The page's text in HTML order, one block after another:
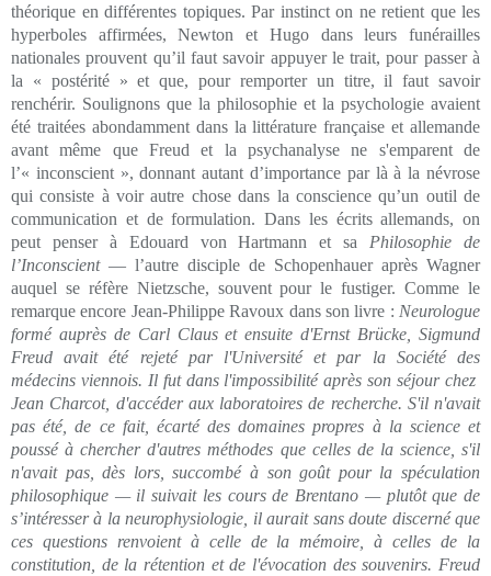
théorique en différentes topiques. Par instinct on ne retient que les
hyperboles affirmées, Newton et Hugo dans leurs funérailles
nationales prouvent qu’il faut savoir appuyer le trait, pour passer à
la « postérité » et que, pour remporter un titre, il faut savoir
renchérir. Soulignons que la philosophie et la psychologie avaient
été traitées abondamment dans la littérature française et allemande
avant même que Freud et la psychanalyse ne s'emparent de
l’« inconscient », donnant autant d’importance par là à la névrose
qui consiste à voir autre chose dans la conscience qu’un outil de
communication et de formulation. Dans les écrits allemands, on
peut penser à Edouard von Hartmann et sa Philosophie de
l’Inconscient— l’autre disciple de Schopenhauer après Wagner
auquel se réfère Nietzsche, souvent pour le fustiger. Comme le
remarque encore Jean-Philippe Ravoux dans son livre : Neurologue
formé auprès de Carl Claus et ensuite d'Ernst Brücke, Sigmund
Freud avait été rejeté par l'Université et par la Société des
médecins viennois. Il fut dans l'impossibilité après son séjour chez
Jean Charcot, d'accéder aux laboratoires de recherche. S'il n'avait
pas été, de ce fait, écarté des domaines propres à la science et
poussé à chercher d'autres méthodes que celles de la science, s'il
n'avait pas, dès lors, succombé à son goût pour la spéculation
philosophique — il suivait les cours de Brentano — plutôt que de
s’intéresser à la neurophysiologie, il aurait sans doute discerné que
ces questions renvoient à celle de la mémoire, à celles de la
constitution, de la rétention et de l'évocation des souvenirs. Freud